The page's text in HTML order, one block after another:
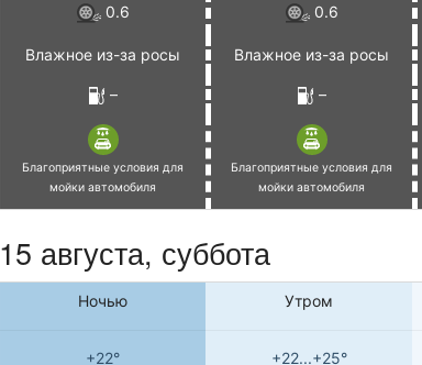
0.6 0.6
Влажное из-за росы Влажное из-за росы
– –
Благоприятные условия для
мойки автомобиля
Благоприятные условия для
мойки автомобиля
15 августа, суббота
Ночью Утром
+22° +22...+25°